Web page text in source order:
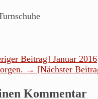
Beitrag] Januar 2016
→ [Nächster
Kommentar